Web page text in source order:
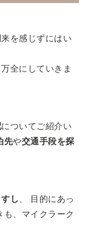
を感じずにはい
全にしていきま
についてご紹介い
先や交通手段を探
し 、 目的にあっ
も、マイクラーク